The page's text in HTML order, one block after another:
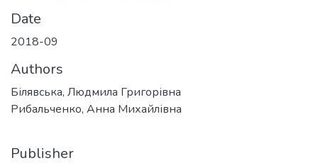
Date
2018-09
Authors
Білявська, Людмила Григорівна
Рибальченко, Анна Михайлівна
Publisher